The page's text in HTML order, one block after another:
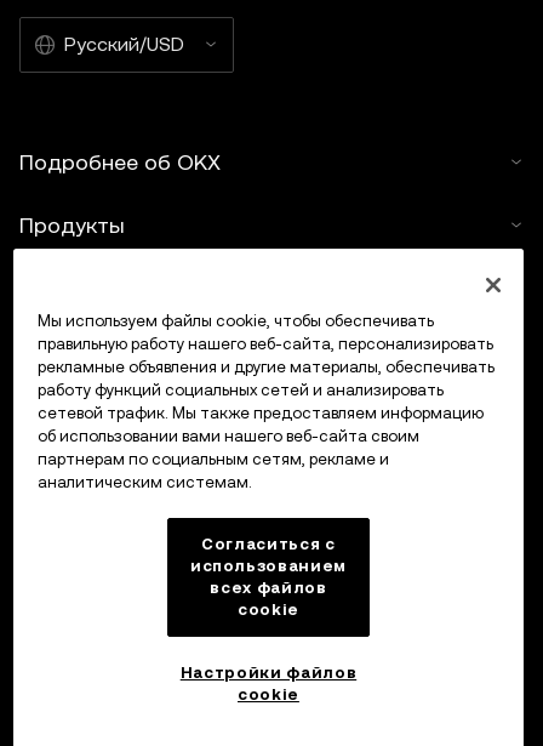
Русский/USD
Подробнее об OKX
Продукты
Поддержка
Купить крипто
Крипто-калькулятор
Мы используем файлы cookie, чтобы обеспечивать
правильную работу нашего веб-сайта, персонализировать
рекламные объявления и другие материалы, обеспечивать
работу функций социальных сетей и анализировать
сетевой трафик. Мы также предоставляем информацию
об использовании вами нашего веб-сайта своим
партнерам по социальным сетям, рекламе и
аналитическим системам.
Согласиться с
использованием
всех файлов
cookie
Настройки файлов
cookie